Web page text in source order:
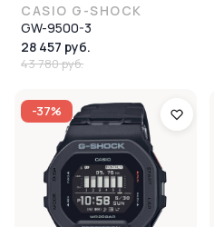
CASIO G-SHOCK
GW-9500-3
28 457 руб.
43 780 руб.
-37%